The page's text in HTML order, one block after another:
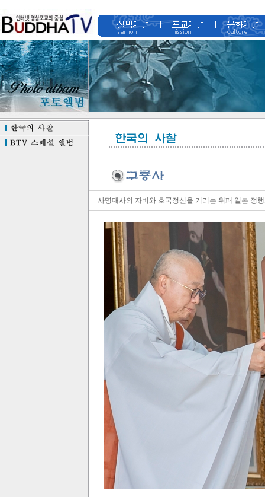
사명대사의 자비와 호국정신을 기리는 위패 일본 정